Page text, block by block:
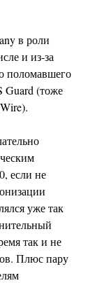
в роли
и из-за
поломавшего
Guard (тоже
если не
уже так
так и не
Плюс пару